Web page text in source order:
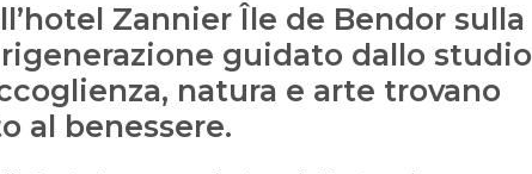
Zannier Île de Bendor sulla
guidato dallo studio
natura e arte trovano
al benessere.